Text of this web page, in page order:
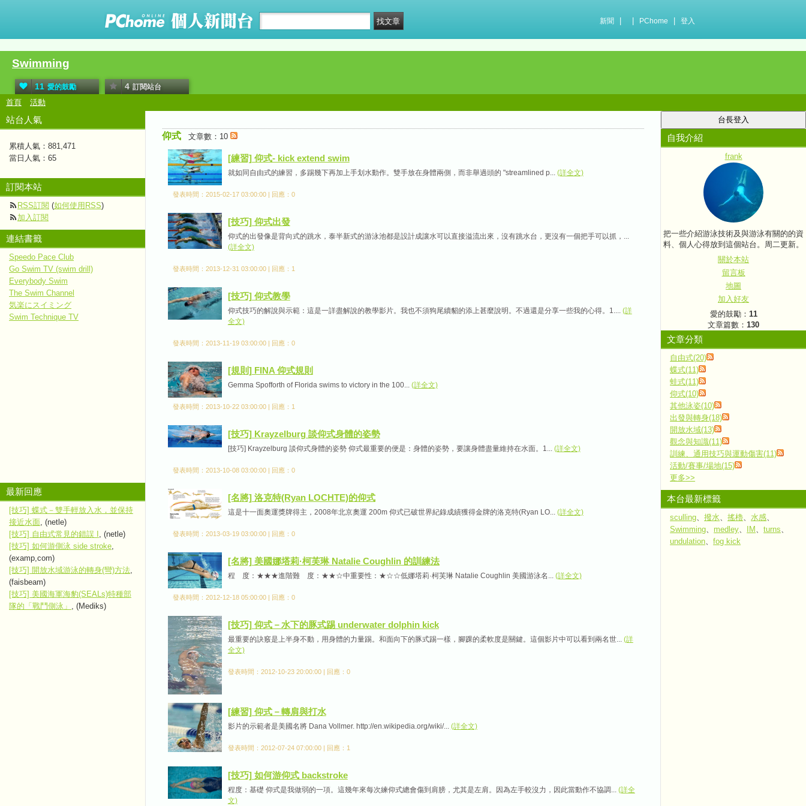
新聞 PChome 登入
Swimming
11 愛的鼓勵 4 訂閱站台
首頁 活動
仰式 文章數：10
[練習] 仰式- kick extend swim
就如同自由式的練習，多踢幾下再加上手划水動作。雙手放在身體兩側，而非舉過頭的 "streamlined p... (詳全文)
發表時間：2015-02-17 03:00:00 | 回應：0
[技巧] 仰式出發
仰式的出發像是背向式的跳水，泰半新式的游泳池都是設計成讓水可以直接溢流出來，沒有跳水台，更沒有一個把手可以抓，...
(詳全文)
發表時間：2013-12-31 03:00:00 | 回應：1
[技巧] 仰式教學
仰式技巧的解說與示範：這是一詳盡解說的教學影片。我也不須狗尾續貂的添上甚麼說明。不過還是分享一些我的心得。1.... (詳
全文)
發表時間：2013-11-19 03:00:00 | 回應：0
[規則] FINA 仰式規則
Gemma Spofforth of Florida swims to victory in the 100... (詳全文)
發表時間：2013-10-22 03:00:00 | 回應：1
[技巧] Krayzelburg 談仰式身體的姿勢
[技巧] Krayzelburg 談仰式身體的姿勢 仰式最重要的便是：身體的姿勢，要讓身體盡量維持在水面。1... (詳全文)
發表時間：2013-10-08 03:00:00 | 回應：0
[名將] 洛克特(Ryan LOCHTE)的仰式
這是十一面奧運獎牌得主，2008年北京奧運 200m 仰式已破世界紀錄成績獲得金牌的洛克特(Ryan LO... (詳全文)
發表時間：2013-03-19 03:00:00 | 回應：0
[名將] 美國娜塔莉·柯芙琳 Natalie Coughlin 的訓練法
程 度：★★★進階難 度：★★☆中重要性：★☆☆低娜塔莉·柯芙琳 Natalie Coughlin 美國游泳名... (詳全文)
發表時間：2012-12-18 05:00:00 | 回應：0
[技巧] 仰式－水下的豚式踢 underwater dolphin kick
最重要的訣竅是上半身不動，用身體的力量踢。和面向下的豚式踢一樣，腳踝的柔軟度是關鍵。這個影片中可以看到兩名世... (詳
全文)
發表時間：2012-10-23 20:00:00 | 回應：0
[練習] 仰式－轉肩與打水
影片的示範者是美國名將 Dana Vollmer. http://en.wikipedia.org/wiki/... (詳全文)
發表時間：2012-07-24 07:00:00 | 回應：1
[技巧] 如何游仰式 backstroke
程度：基礎 仰式是我做弱的一項。這幾年來每次練仰式總會傷到肩膀，尤其是左肩。因為左手較沒力，因此當動作不協調... (詳全
文)
自我介紹
frank
把一些介紹游泳技術及與游泳有關的的資
料、個人心得放到這個站台。周二更新。
關於本站
留言板
地圖
加入好友
愛的鼓勵： 11
文章篇數：130
文章分類
自由式(20)
蝶式(11)
蛙式(11)
仰式(10)
其他泳姿(10)
出發與轉身(18)
開放水域(13)
觀念與知識(11)
訓練、通用技巧與運動傷害(11)
活動/賽事/場地(15)
更多>>
本台最新標籤
sculling、撥水、搖櫓、水感、
Swimming、 medley、 IM 、turns、
undulation、fog kick
站台人氣
累積人氣： 881,471
當日人氣： 65
訂閱本站
RSS訂閱 (如何使用RSS)
加入訂閱
連結書籤
Speedo Pace Club
Go Swim TV (swim drill)
Everybody Swim
The Swim Channel
気楽にスイミング
Swim Technique TV
最新回應
[技巧] 蝶式－雙手輕放入水，並保持
接近水面, (netle)
[技巧] 自由式常見的錯誤 I , (netle)
[技巧] 如何游側泳 side stroke,
(examp,com)
[技巧] 開放水域游泳的轉身(彎)方法,
(faisbeam)
[技巧] 美國海軍海豹(SEALs)特種部
隊的「戰鬥側泳」 , (Mediks)